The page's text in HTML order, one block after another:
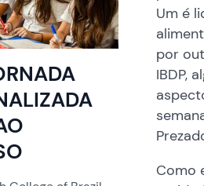
Um é
por
IBDP,
Como